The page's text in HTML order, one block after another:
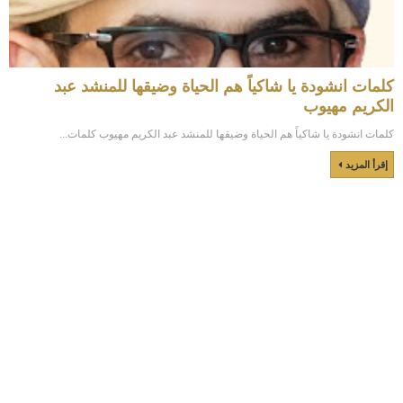
كلمات انشودة يا شاكياً هم الحياة وضيقها للمنشد عبد
الكريم مهيوب
كلمات انشودة يا شاكياً هم الحياة وضيقها للمنشد عبد الكريم مهيوب كلمات...
إقرأ المزيد